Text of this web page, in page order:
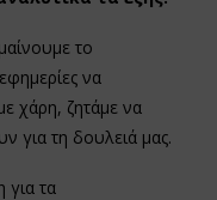
το
να
χάρη, ζητάμε να
για τη δουλειά μας.
για τα